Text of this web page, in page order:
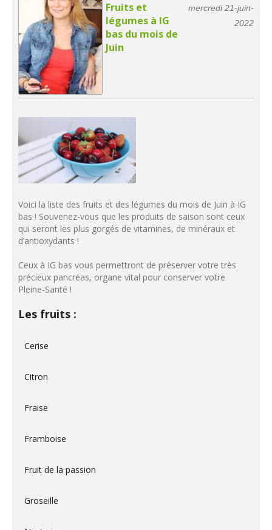
Fruits et
légumes à IG
bas du mois de
Juin
mercredi 21-juin-
2022
Voici la liste des fruits et des légumes du mois de Juin à IG
bas ! Souvenez-vous que les produits de saison sont ceux
qui seront les plus gorgés de vitamines, de minéraux et
d’antioxydants !
Ceux à IG bas vous permettront de préserver votre très
précieux pancréas, organe vital pour conserver votre
Pleine-Santé !
Les fruits :
Cerise
Citron
Fraise
Framboise
Fruit de la passion
Groseille